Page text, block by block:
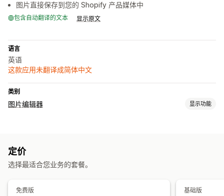
图片直接保存到您的 Shopify 产品媒体中
包含自动翻译的文本 显示原文
语言
英语
这款应用未翻译成简体中文
类别
图片编辑器 显示功能
定价
选择最适合您业务的套餐。
免费版 基础版